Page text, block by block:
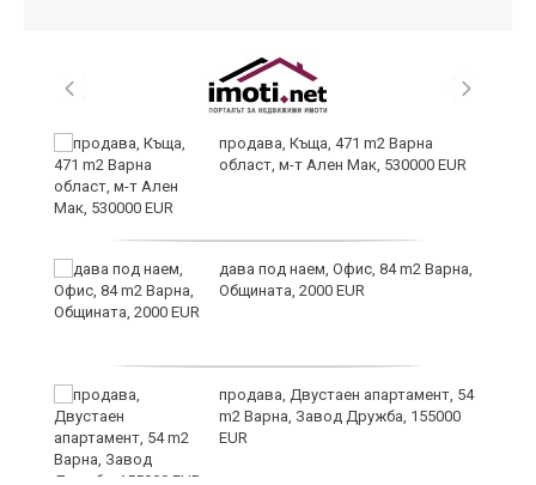
продава, Къща, 471 m2 Варна
област, м-т Ален Мак, 530000 EUR
дава под наем, Офис, 84 m2 Варна,
Общината, 2000 EUR
продава, Двустаен апартамент, 54
m2 Варна, Завод Дружба, 155000
EUR